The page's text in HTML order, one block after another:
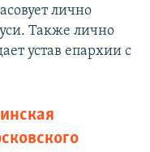
лично
Также лично
устав епархии с